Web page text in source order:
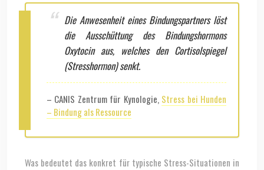
Die Anwesenheit eines Bindungspartners löst
die Ausschüttung des Bindungshormons
Oxytocin aus, welches den Cortisolspiegel
(Stresshormon) senkt.
– CANIS Zentrum für Kynologie, Stress bei Hunden
– Bindung als Ressource
Was bedeutet das konkret für typische Stress-Situationen in